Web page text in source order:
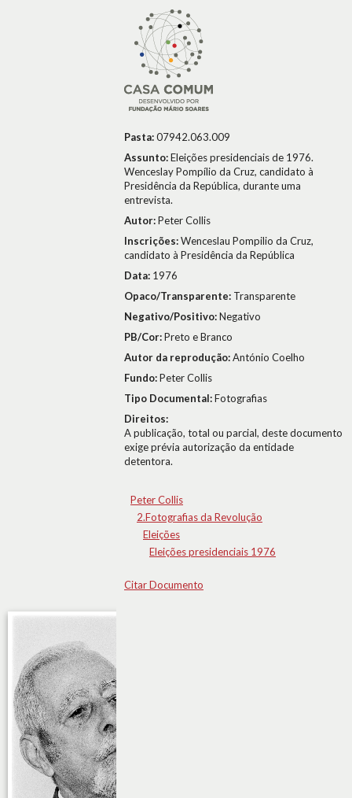
Pasta:07942.063.009
Assunto:Eleições presidenciais de 1976.
Wenceslay Pompílio da Cruz, candidato à
Presidência da República, durante uma
entrevista.
Autor:Peter Collis
Inscrições:Wenceslau Pompilio da Cruz,
candidato à Presidência da República
Data: 1976
Opaco/Transparente: Transparente
Negativo/Positivo:Negativo
PB/Cor:Preto e Branco
Autor da reprodução:António Coelho
Fundo:Peter Collis
Tipo Documental:Fotografias
Direitos:
A publicação, total ou parcial, deste documento
exige prévia autorização da entidade
detentora.
Peter Collis
2.Fotografias da Revolução
Eleições
Eleições presidenciais 1976
Citar Documento